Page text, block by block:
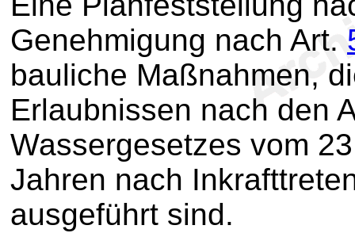
Genehmigung nach Art.
bauliche Maßnahmen,
Erlaubnissen nach den
Wassergesetzes vom
Jahren nach
ausgeführt sind.